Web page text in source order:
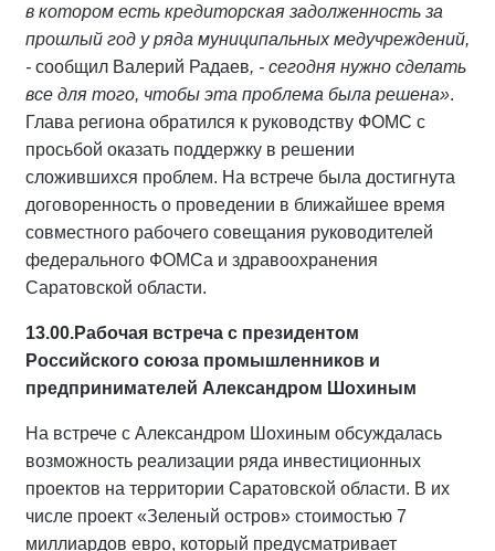
в котором есть кредиторская задолженность за
прошлый год у ряда муниципальных медучреждений,
- сообщил Валерий Радаев, - сегодня нужно сделать
все для того, чтобы эта проблема была решена».
Глава региона обратился к руководству ФОМС с
просьбой оказать поддержку в решении
сложившихся проблем. На встрече была достигнута
договоренность о проведении в ближайшее время
совместного рабочего совещания руководителей
федерального ФОМСа и здравоохранения
Саратовской области.
13.00.Рабочая встреча с президентом
Российского союза промышленников и
предпринимателей Александром Шохиным
На встрече с Александром Шохиным обсуждалась
возможность реализации ряда инвестиционных
проектов на территории Саратовской области. В их
числе проект «Зеленый остров» стоимостью 7
миллиардов евро, который предусматривает